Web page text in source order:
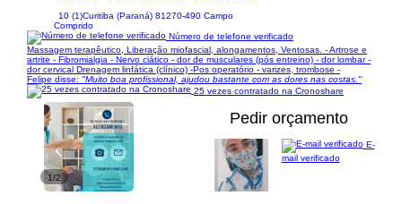
10 (1)Curitiba (Paraná) 81270-490 Campo
Comprido
Número de telefone verificado
Massagem terapêutico, Liberação miofascial, alongamentos, Ventosas. - Artrose e
artrite - Fibromialgia - Nervo ciático - dor de musculares (pós entreino) - dor lombar -
dor cervical Drenagem linfática (clínico) -Pos operatório - varizes, trombose -
Felipe disse: "Muito boa profissional, ajudou bastante com as dores nas costas."
25 vezes contratado na Cronoshare
1/2
Pedir orçamento
E-
mail verificado